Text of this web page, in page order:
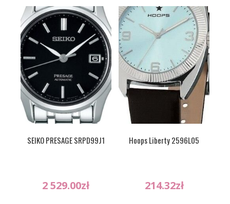
SEIKO PRESAGE SRPD99J1
2 529.00zł
Hoops Liberty 2596L05
214.32zł